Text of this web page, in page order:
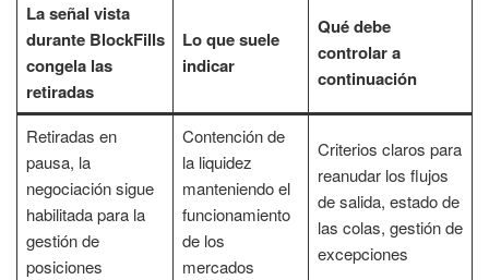
La señal vista
durante BlockFills
congela las
retiradas
Lo que suele
indicar
Qué debe
controlar a
continuación
Retiradas en
pausa, la
negociación sigue
habilitada para la
gestión de
posiciones
Contención de
la liquidez
manteniendo el
funcionamiento
de los
mercados
Criterios claros para
reanudar los flujos
de salida, estado de
las colas, gestión de
excepciones